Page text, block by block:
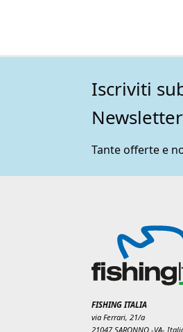
Iscriviti
Newsletter
Tante offerte e
FISHING ITALIA
via Ferrari, 21/a
21047 SARONNO -VA-